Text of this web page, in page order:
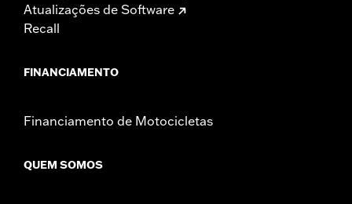
Atualizações de Software
Recall
FINANCIAMENTO
Financiamento de Motocicletas
QUEM SOMOS